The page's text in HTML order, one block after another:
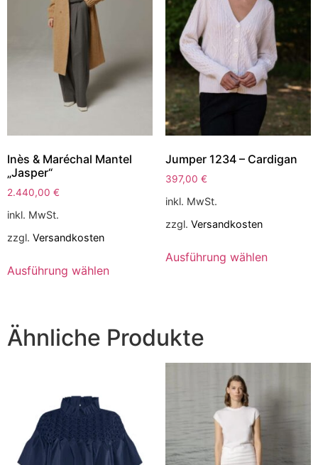
Inès & Maréchal Mantel
„Jasper“
2.440,00 €
inkl. MwSt.
zzgl. Versandkosten
Ausführung wählen
Jumper 1234 – Cardigan
397,00 €
inkl. MwSt.
zzgl. Versandkosten
Ausführung wählen
Ähnliche Produkte